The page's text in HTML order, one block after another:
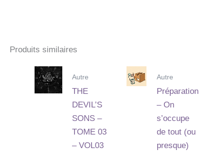
Produits similaires
Autre
THE
DEVIL’S
SONS –
TOME 03
– VOL03
Autre
Préparation
– On
s’occupe
de tout (ou
presque)